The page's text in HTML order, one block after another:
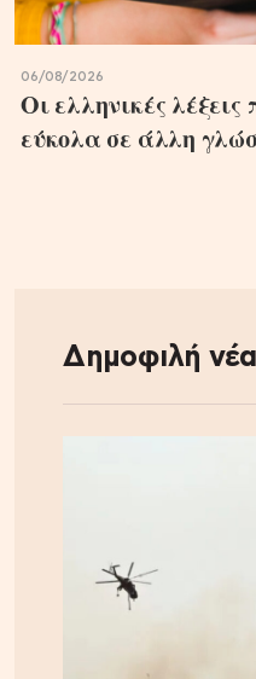
06/08/2026
Οι ελληνικές
εύκολα σε άλλη
Δημοφιλή νέα